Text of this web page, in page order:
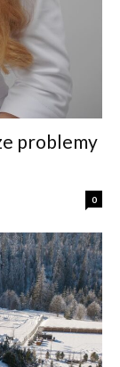
problemy
0